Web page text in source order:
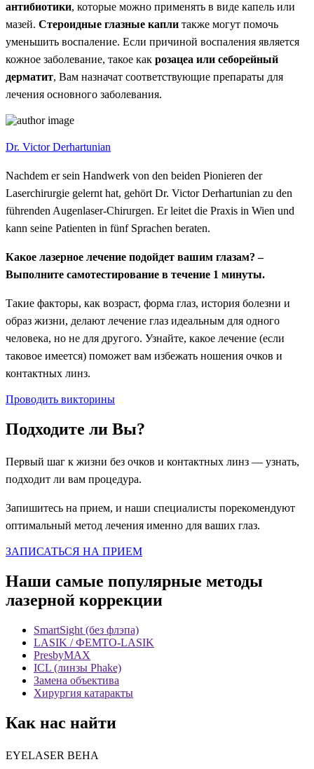
антибиотики, которые можно применять в виде капель или
мазей. Стероидные глазные капли также могут помочь
уменьшить воспаление. Если причиной воспаления является
кожное заболевание, такое как розацеа или себорейный
дерматит, Вам назначат соответствующие препараты для
лечения основного заболевания.
Dr. Victor Derhartunian
Nachdem er sein Handwerk von den beiden Pionieren der
Laserchirurgie gelernt hat, gehört Dr. Victor Derhartunian zu den
führenden Augenlaser-Chirurgen. Er leitet die Praxis in Wien und
kann seine Patienten in fünf Sprachen beraten.
Какое лазерное лечение подойдет вашим глазам? –
Выполните самотестирование в течение 1 минуты.
Такие факторы, как возраст, форма глаз, история болезни и
образ жизни, делают лечение глаз идеальным для одного
человека, но не для другого. Узнайте, какое лечение (если
таковое имеется) поможет вам избежать ношения очков и
контактных линз.
Проводить викторины
Подходите ли Вы?
Первый шаг к жизни без очков и контактных линз — узнать,
подходит ли вам процедура.
Запишитесь на прием, и наши специалисты порекомендуют
оптимальный метод лечения именно для ваших глаз.
ЗАПИСАТЬСЯ НА ПРИЕМ
Наши самые популярные методы
лазерной коррекции
SmartSight (без флэпа)
LASIK / ФЕМТО-LASIK
PresbyMAX
ICL (линзы Phake)
Замена объектива
Хирургия катаракты
Как нас найти
EYELASER ВЕНА